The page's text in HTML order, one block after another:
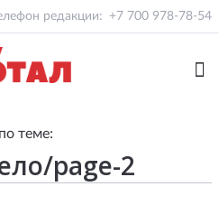
редакции: +7 700 978-78-54
теме: